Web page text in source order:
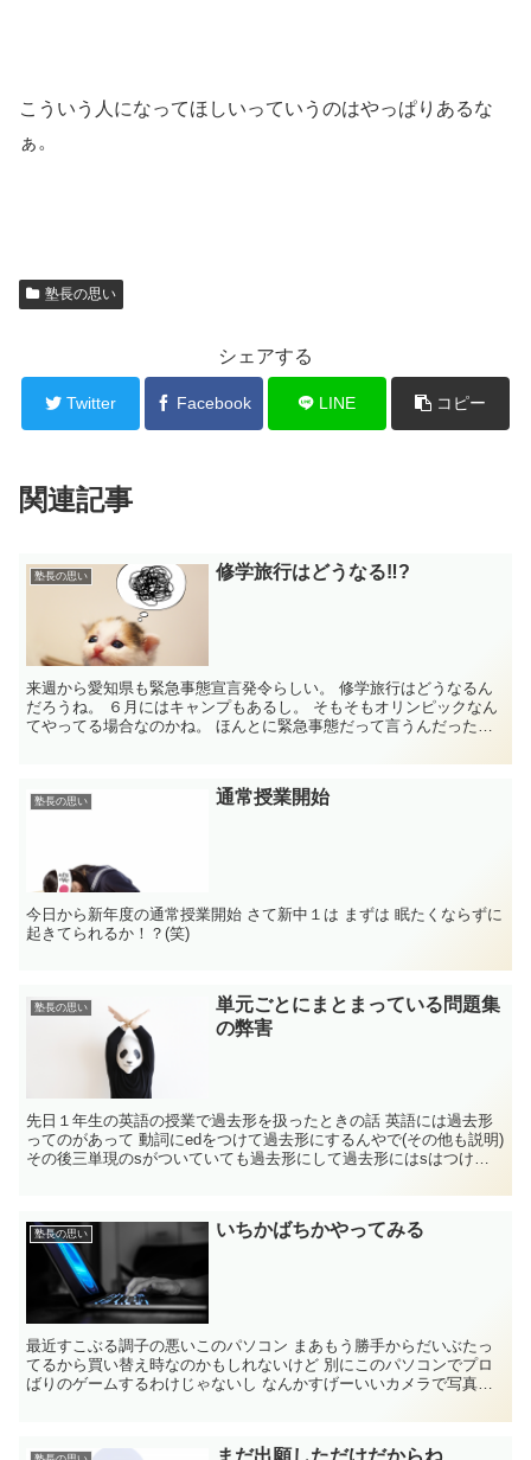
こういう人になってほしいっていうのはやっぱりあるな
ぁ。
塾長の思い
シェアする
Twitter Facebook LINE コピー
関連記事
塾長の思い 修学旅行はどうなる‼?
来週から愛知県も緊急事態宣言発令らしい。 修学旅行はどうなるん
だろうね。 ６月にはキャンプもあるし。 そもそもオリンピックなん
てやってる場合なのかね。 ほんとに緊急事態だって言うんだったら
塾長の思い 通常授業開始
今日から新年度の通常授業開始 さて新中１は まずは 眠たくならずに
起きてられるか！？(笑)
塾長の思い
単元ごとにまとまっている問題集
の弊害
先日１年生の英語の授業で過去形を扱ったときの話 英語には過去形
ってのがあって 動詞にedをつけて過去形にするんやで(その他も説明)
その後三単現のsがついていても過去形にして過去形にはsはつけな
塾長の思い いちかばちかやってみる
最近すこぶる調子の悪いこのパソコン まあもう勝手からだいぶたっ
てるから買い替え時なのかもしれないけど 別にこのパソコンでプロ
ばりのゲームするわけじゃないし なんかすげーいいカメラで写真と
まだ出願しただけだからね